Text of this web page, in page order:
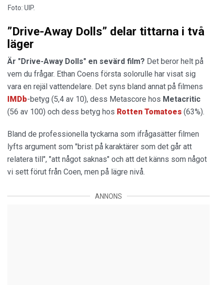
Foto: UIP.
”Drive-Away Dolls” delar tittarna i två
läger
Är "Drive-Away Dolls" en sevärd film? Det beror helt på
vem du frågar. Ethan Coens första solorulle har visat sig
vara en rejäl vattendelare. Det syns bland annat på filmens
IMDb-betyg (5,4 av 10), dess Metascore hos Metacritic
(56 av 100) och dess betyg hos Rotten Tomatoes (63%).
Bland de professionella tyckarna som ifrågasätter filmen
lyfts argument som "brist på karaktärer som det går att
relatera till", "att något saknas" och att det känns som något
vi sett förut från Coen, men på lägre nivå.
ANNONS